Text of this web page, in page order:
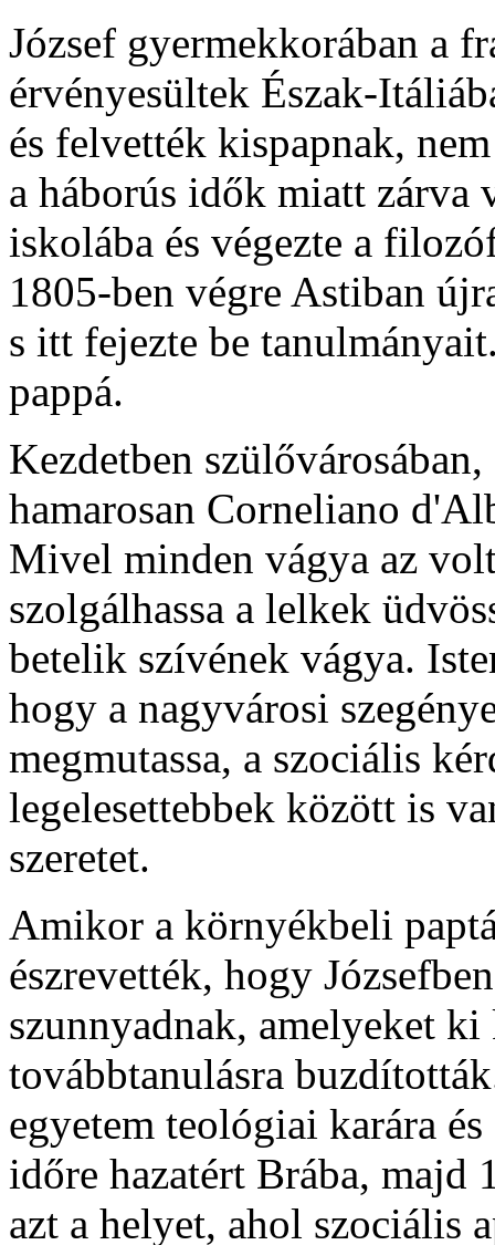
József gyermekkorában a
érvényesültek Észak-
és felvették kispapnak,
a háborús idők miatt
iskolába és végezte a
1805-ben végre Astiban
s itt fejezte be
pappá.
Kezdetben
hamarosan Corneliano
Mivel minden vágya az
szolgálhassa a lelkek
betelik szívének vágya.
hogy a nagyvárosi
megmutassa, a szociális
legelesettebbek között is
szeretet.
Amikor a környékbeli
észrevették, hogy
szunnyadnak, amelyeket
továbbtanulásra
egyetem teológiai karára
időre hazatért Brába, majd
azt a helyet, ahol szociális